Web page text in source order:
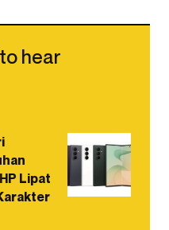
hear
Lipat